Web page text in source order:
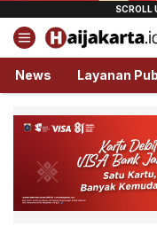
Haijakarta.id
Semua Tentang
News Layanan